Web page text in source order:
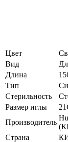
Цвет
Вид
Длина
Тип
Стерильность
Размер иглы
Производитель
Страна